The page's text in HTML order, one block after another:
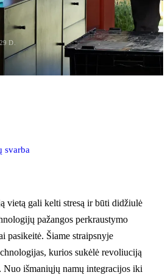
D.
svarba
vietą gali kelti stresą ir būti didžiulė
pažangos perkraustymo
pasikeitė. Šiame straipsnyje
kurios sukėlė revoliuciją
Nuo išmaniųjų namų integracijos iki